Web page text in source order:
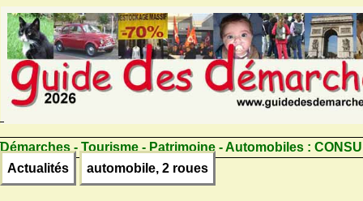
Démarches - Tourisme - Patrimoine - Automobiles :
Actualités
automobile, 2 roues